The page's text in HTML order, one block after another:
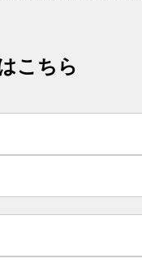
こちら